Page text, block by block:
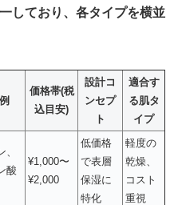
しており、各タイプを横並
価格帯(税
込目安)
設計コ
ンセプ
ト
適合す
る肌タ
イプ
酸
¥1,000〜
¥2,000
低価格
で表層
保湿に
特化
軽度の
乾燥、
コスト
重視